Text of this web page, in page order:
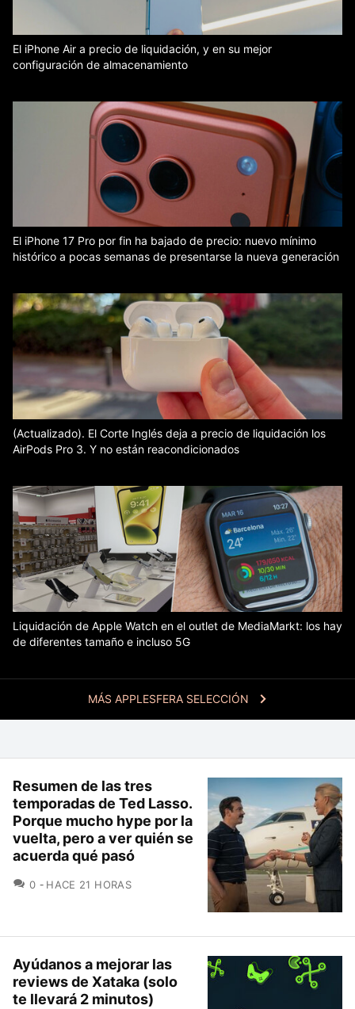
MÁS APPLESFERA SELECCIÓN
El iPhone Air a precio de liquidación, y en su mejor
configuración de almacenamiento
El iPhone 17 Pro por fin ha bajado de precio: nuevo mínimo
histórico a pocas semanas de presentarse la nueva generación
(Actualizado). El Corte Inglés deja a precio de liquidación los
AirPods Pro 3. Y no están reacondicionados
Liquidación de Apple Watch en el outlet de MediaMarkt: los hay
de diferentes tamaño e incluso 5G
Resumen de las tres
temporadas de Ted Lasso.
Porque mucho hype por la
vuelta, pero a ver quién se
acuerda qué pasó
0 COMENTARIOS
HACE 21 HORAS
Ayúdanos a mejorar las
reviews de Xataka (solo
te llevará 2 minutos)